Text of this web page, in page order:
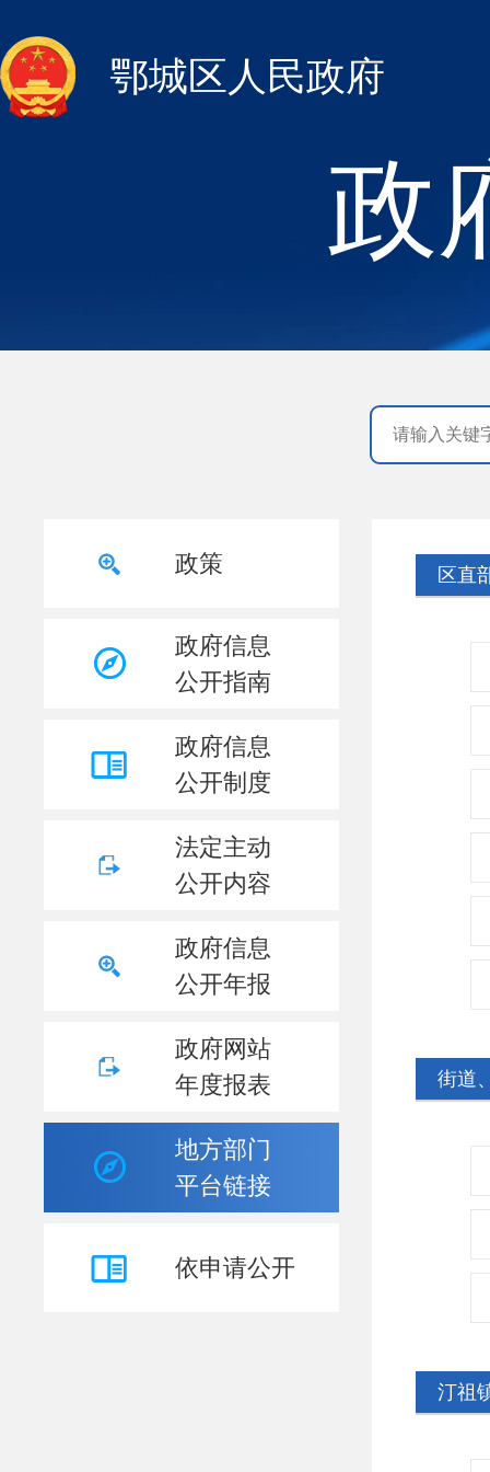
政
鄂城区人民政府
政策
政府信息
公开指南
政府信息
公开制度
法定主动
公开内容
政府信息
公开年报
政府网站
年度报表
地方部门
平台链接
依申请公开
区直
街道
汀祖